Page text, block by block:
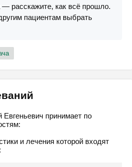
— расскажите, как всё прошло.
пациентам выбрать
принимает по
и лечения которой входят